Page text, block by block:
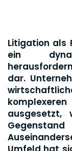
Litigation als
ein
dar.
ausgesetzt,